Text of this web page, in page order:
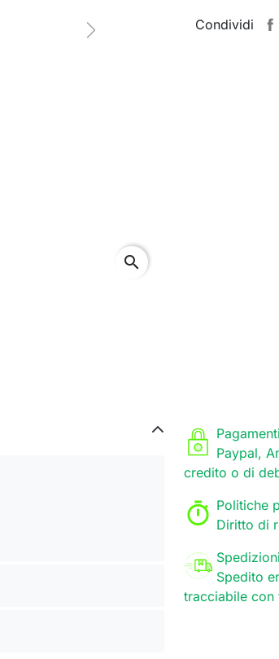
Next
search
Condividi
Paypal,
credito o di
Politiche
Diritto di
Spedizioni
Spedito
tracciabile con